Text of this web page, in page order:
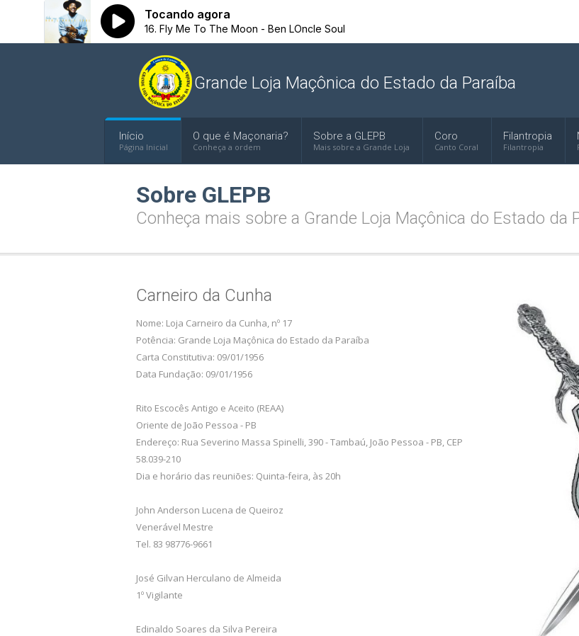
Grande Loja Maçônica do Estado da Paraíba
Início
Página Inicial
O que é Maçonaria?
Conheça a ordem
Sobre a GLEPB
Mais sobre a Grande Loja
Coro
Canto Coral
Filantropia
Filantropia
Sobre GLEPB
Conheça mais sobre a Grande Loja Maçônica do Estado da
Carneiro da Cunha
Nome: Loja Carneiro da Cunha, nº 17
Potência: Grande Loja Maçônica do Estado da Paraíba
Carta Constitutiva: 09/01/1956
Data Fundação: 09/01/1956
Rito Escocês Antigo e Aceito (REAA)
Oriente de João Pessoa - PB
Endereço: Rua Severino Massa Spinelli, 390 - Tambaú, João Pessoa - PB, CEP
58.039-210
Dia e horário das reuniões: Quinta-feira, às 20h
John Anderson Lucena de Queiroz
Venerável Mestre
Tel. 83 98776-9661
José Gilvan Herculano de Almeida
1º Vigilante
Edinaldo Soares da Silva Pereira